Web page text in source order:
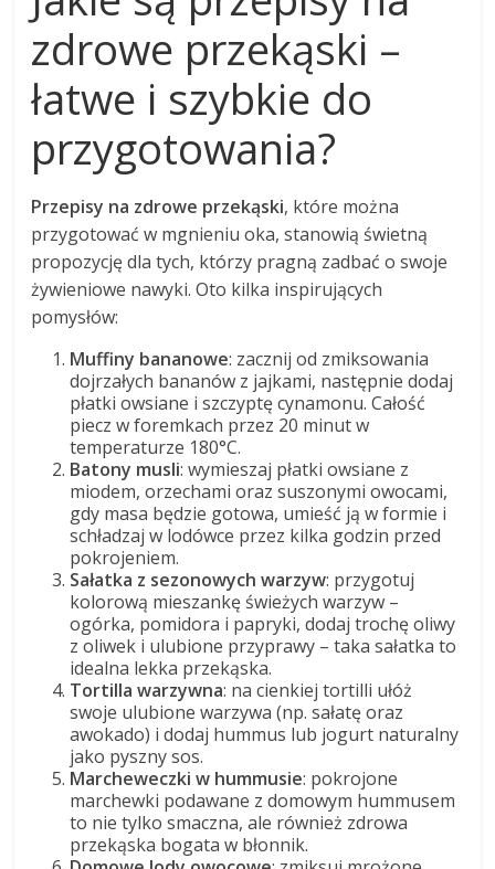
zdrowe przekąski –
łatwe i szybkie do
przygotowania?
Przepisy na zdrowe przekąski, które można
przygotować w mgnieniu oka, stanowią świetną
propozycję dla tych, którzy pragną zadbać o swoje
żywieniowe nawyki. Oto kilka inspirujących
pomysłów:
Muffiny bananowe: zacznij od zmiksowania
dojrzałych bananów z jajkami, następnie dodaj
płatki owsiane i szczyptę cynamonu. Całość
piecz w foremkach przez 20 minut w
temperaturze 180°C.
Batony musli: wymieszaj płatki owsiane z
miodem, orzechami oraz suszonymi owocami,
gdy masa będzie gotowa, umieść ją w formie i
schładzaj w lodówce przez kilka godzin przed
pokrojeniem.
Sałatka z sezonowych warzyw: przygotuj
kolorową mieszankę świeżych warzyw –
ogórka, pomidora i papryki, dodaj trochę oliwy
z oliwek i ulubione przyprawy – taka sałatka to
idealna lekka przekąska.
Tortilla warzywna: na cienkiej tortilli ułóż
swoje ulubione warzywa (np. sałatę oraz
awokado) i dodaj hummus lub jogurt naturalny
jako pyszny sos.
Marcheweczki w hummusie: pokrojone
marchewki podawane z domowym hummusem
to nie tylko smaczna, ale również zdrowa
przekąska bogata w błonnik.